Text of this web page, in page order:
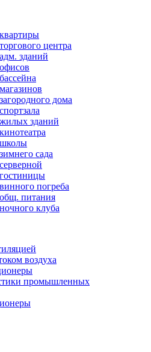
центра
зданий
дома
зданий
сада
погреба
питания
клуба
воздуха
промышленных